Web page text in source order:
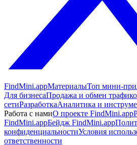
FindMini.appМатериалыТоп мини-
Для бизнесаПродажа и обмен
сетиРазработкаАналитика и
Работа с намиО проекте FindMini.app
FindMini.appБейдж FindMini.app
конфиденциальностиУсловия
ответственности